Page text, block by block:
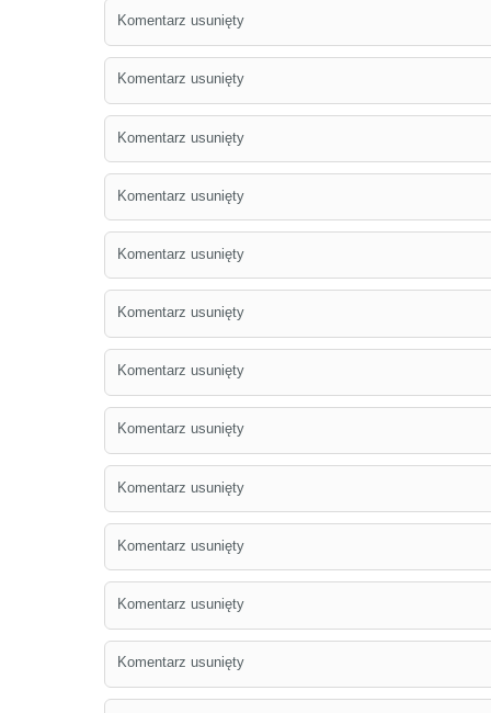
Komentarz usunięty
Komentarz usunięty
Komentarz usunięty
Komentarz usunięty
Komentarz usunięty
Komentarz usunięty
Komentarz usunięty
Komentarz usunięty
Komentarz usunięty
Komentarz usunięty
Komentarz usunięty
Komentarz usunięty